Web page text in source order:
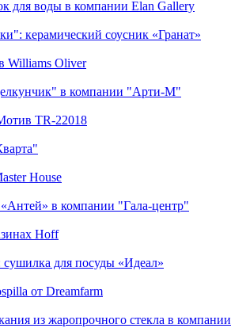
для воды в компании Elan Gallery
керамический соусник «Гранат»
Williams Oliver
в компании "Арти-М"
TR-22018
House
в компании "Гала-центр"
Hoff
для посуды «Идеал»
от Dreamfarm
из жаропрочного стекла в